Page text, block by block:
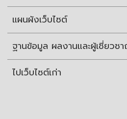
แผนผังเว็บไซต์
ฐานข้อมูล ผลงานและผู้เชี่ยวช
ไปเว็บไซต์เก่า